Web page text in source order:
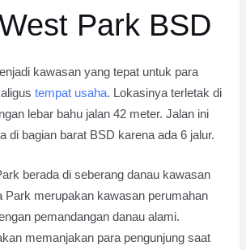
Park BSD
kawasan yang tepat untuk para
tempat usaha. Lokasinya terletak di
lebar bahu jalan 42 meter. Jalan ini
di bagian barat BSD karena ada 6 jalur.
berada di seberang danau kawasan
Park merupakan kawasan perumahan
pemandangan danau alami.
memanjakan para pengunjung saat